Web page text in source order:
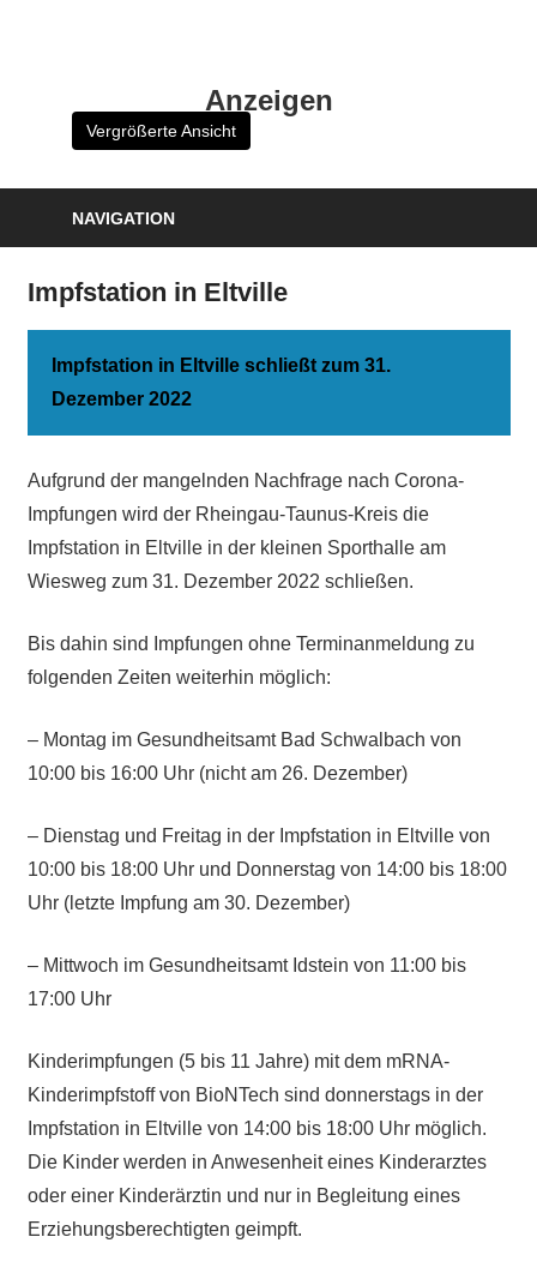
Anzeigen
Vergrößerte Ansicht
NAVIGATION
Impfstation in Eltville
Impfstation in Eltville schließt zum 31.
Dezember 2022
Aufgrund der mangelnden Nachfrage nach Corona-
Impfungen wird der Rheingau-Taunus-Kreis die
Impfstation in Eltville in der kleinen Sporthalle am
Wiesweg zum 31. Dezember 2022 schließen.
Bis dahin sind Impfungen ohne Terminanmeldung zu
folgenden Zeiten weiterhin möglich:
– Montag im Gesundheitsamt Bad Schwalbach von
10:00 bis 16:00 Uhr (nicht am 26. Dezember)
– Dienstag und Freitag in der Impfstation in Eltville von
10:00 bis 18:00 Uhr und Donnerstag von 14:00 bis 18:00
Uhr (letzte Impfung am 30. Dezember)
– Mittwoch im Gesundheitsamt Idstein von 11:00 bis
17:00 Uhr
Kinderimpfungen (5 bis 11 Jahre) mit dem mRNA-
Kinderimpfstoff von BioNTech sind donnerstags in der
Impfstation in Eltville von 14:00 bis 18:00 Uhr möglich.
Die Kinder werden in Anwesenheit eines Kinderarztes
oder einer Kinderärztin und nur in Begleitung eines
Erziehungsberechtigten geimpft.